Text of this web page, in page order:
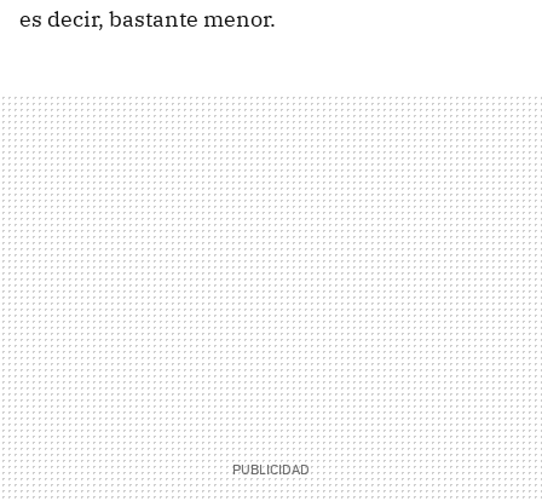
es decir, bastante menor.